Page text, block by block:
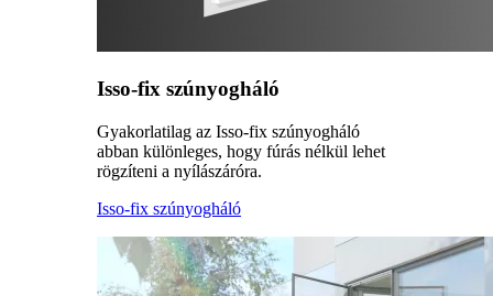
Isso-fix szúnyogháló
Gyakorlatilag az Isso-fix szúnyogháló
abban különleges, hogy fúrás nélkül lehet
rögzíteni a nyílászáróra.
Isso-fix szúnyogháló